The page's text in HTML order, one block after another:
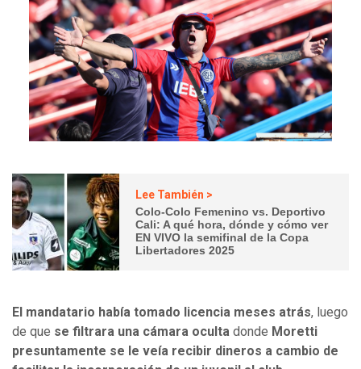
Lee También >
Colo-Colo Femenino vs. Deportivo
Cali: A qué hora, dónde y cómo ver
EN VIVO la semifinal de la Copa
Libertadores 2025
El mandatario había tomado licencia meses atrás, luego
de que se filtrara una cámara oculta donde Moretti
presuntamente se le veía recibir dineros a cambio de